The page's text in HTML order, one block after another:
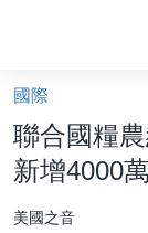
礙
鏈
接
跳
轉
美國大選2024
國際
聯合國糧
新增4000
美國之音